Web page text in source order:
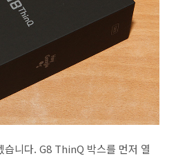
습니다. G8 ThinQ 박스를 먼저 열